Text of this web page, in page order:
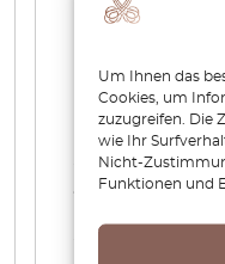
Um Ihnen das
Cookies, um
zuzugreifen. Die
wie Ihr
Nicht-
Funktionen und
Jaguar X300 /
/ XJ12 Hintere